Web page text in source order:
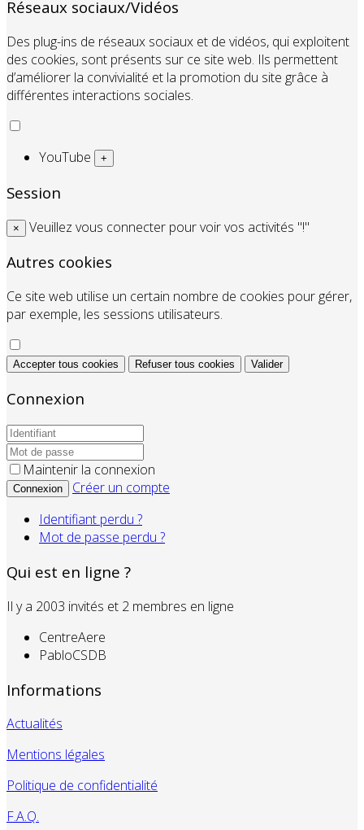
Réseaux sociaux/Vidéos
Des plug-ins de réseaux sociaux et de vidéos, qui exploitent
des cookies, sont présents sur ce site web. Ils permettent
d’améliorer la convivialité et la promotion du site grâce à
différentes interactions sociales.
YouTube +
Session
× Veuillez vous connecter pour voir vos activités "!"
Autres cookies
Ce site web utilise un certain nombre de cookies pour gérer,
par exemple, les sessions utilisateurs.
Accepter tous cookies Refuser tous cookies Valider
Connexion
Maintenir la connexion
Connexion
Créer un compte
Identifiant perdu ?
Mot de passe perdu ?
Qui est en ligne ?
Il y a 2003 invités et 2 membres en ligne
CentreAere
PabloCSDB
Informations
Actualités
Mentions légales
Politique de confidentialité
F.A.Q.